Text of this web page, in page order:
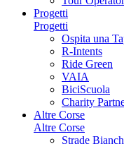
Progetti
Progetti
Ospita una
R-Intents
Ride Green
VAIA
BiciScuola
Charity
Altre Corse
Altre Corse
Strade